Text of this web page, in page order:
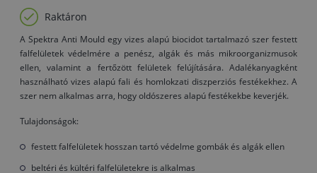
Raktáron
A Spektra Anti Mould egy vizes alapú biocidot tartalmazó szer festett
falfelületek védelmére a penész, algák és más mikroorganizmusok
ellen, valamint a fertőzött felületek felújítására. Adalékanyagként
használható vizes alapú fali és homlokzati diszperziós festékekhez. A
szer nem alkalmas arra, hogy oldószeres alapú festékekbe keverjék.
Tulajdonságok:
festett falfelületek hosszan tartó védelme gombák és algák ellen
beltéri és kültéri falfelületekre is alkalmas